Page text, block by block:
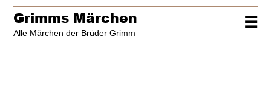
☰
Grimms Märchen
Alle Märchen der Brüder Grimm